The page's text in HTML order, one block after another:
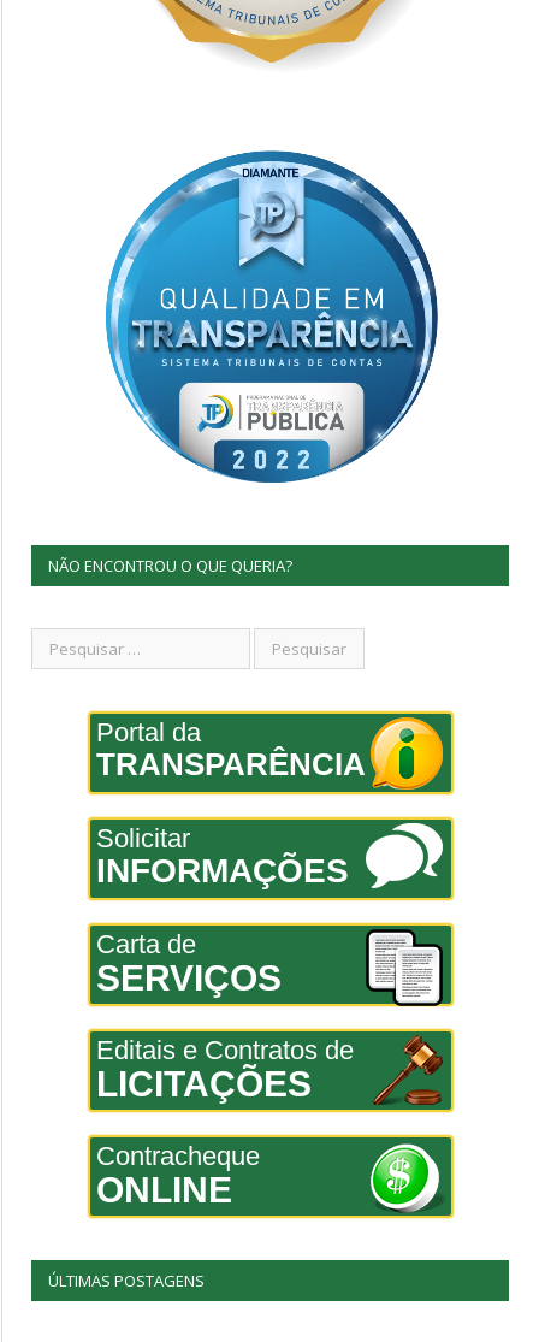
NÃO ENCONTROU O QUE QUERIA?
Portal da
TRANSPARÊNCIA
Solicitar
INFORMAÇÕES
Carta de
SERVIÇOS
Editais e Contratos de
LICITAÇÕES
Contracheque
ONLINE
ÚLTIMAS POSTAGENS